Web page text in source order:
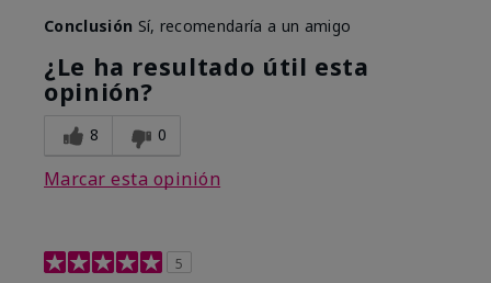
Conclusión Sí, recomendaría a un amigo
¿Le ha resultado útil esta
opinión?
8 0
Marcar esta opinión
5